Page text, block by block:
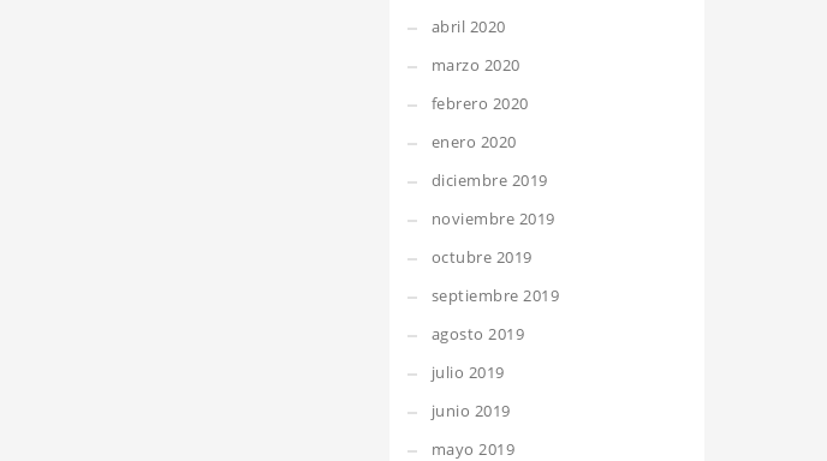
abril 2020
marzo 2020
febrero 2020
enero 2020
diciembre 2019
noviembre 2019
octubre 2019
septiembre 2019
agosto 2019
julio 2019
junio 2019
mayo 2019